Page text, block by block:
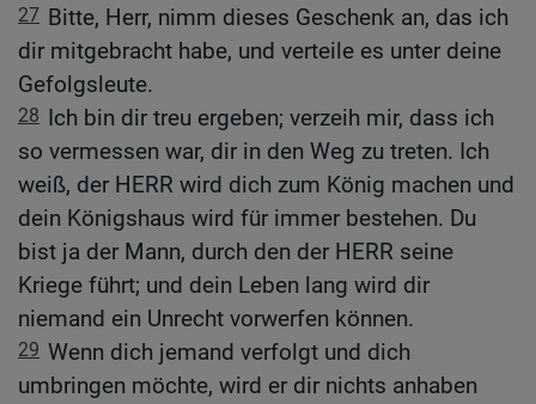
27 Bitte, Herr, nimm dieses Geschenk an, das ich
dir mitgebracht habe, und verteile es unter deine
Gefolgsleute.
28 Ich bin dir treu ergeben; verzeih mir, dass ich
so vermessen war, dir in den Weg zu treten. Ich
weiß, der HERR wird dich zum König machen und
dein Königshaus wird für immer bestehen. Du
bist ja der Mann, durch den der HERR seine
Kriege führt; und dein Leben lang wird dir
niemand ein Unrecht vorwerfen können.
29 Wenn dich jemand verfolgt und dich
umbringen möchte, wird er dir nichts anhaben